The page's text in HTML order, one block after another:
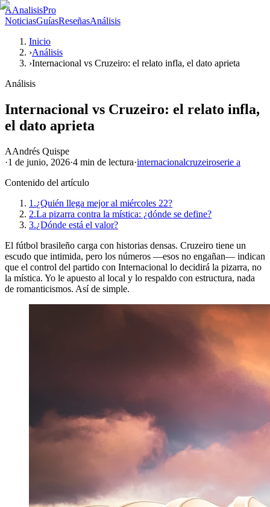
AAnalisisPro
NoticiasGuíasReseñasAnálisis
Inicio
›Análisis
›Internacional vs Cruzeiro: el relato infla, el dato aprieta
Análisis
Internacional vs Cruzeiro: el relato infla,
el dato aprieta
AAndrés Quispe
·1 de junio, 2026·4 min de lectura·internacionalcruzeiroserie a
Contenido del artículo
1.¿Quién llega mejor al miércoles 22?
2.La pizarra contra la mística: ¿dónde se define?
3.¿Dónde está el valor?
El fútbol brasileño carga con historias densas. Cruzeiro tiene un
escudo que intimida, pero los números —esos no engañan— indican
que el control del partido con Internacional lo decidirá la pizarra, no
la mística. Yo le apuesto al local y lo respaldo con estructura, nada
de romanticismos. Así de simple.